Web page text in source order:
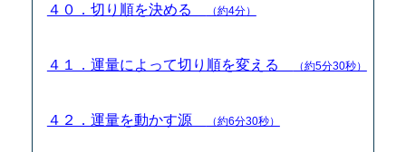
４０．切り順を決める （約4分）
４１．運量によって切り順を変える （約5分30秒）
４２．運量を動かす源 （約6分30秒）